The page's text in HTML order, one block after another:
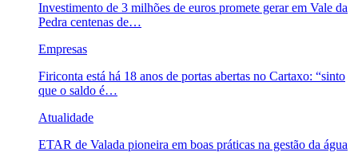
Investimento de 3 milhões de euros promete gerar em Vale da
Pedra centenas de…
Empresas
Firiconta está há 18 anos de portas abertas no Cartaxo: “sinto
que o saldo é…
Atualidade
ETAR de Valada pioneira em boas práticas na gestão da água